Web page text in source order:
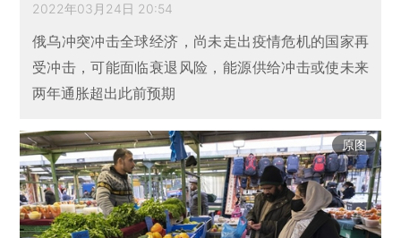
2022年03月24日 20:54
俄乌冲突冲击全球经济，尚未走出疫情危机的国家再
受冲击，可能面临衰退风险，能源供给冲击或使未来
两年通胀超出此前预期
原图